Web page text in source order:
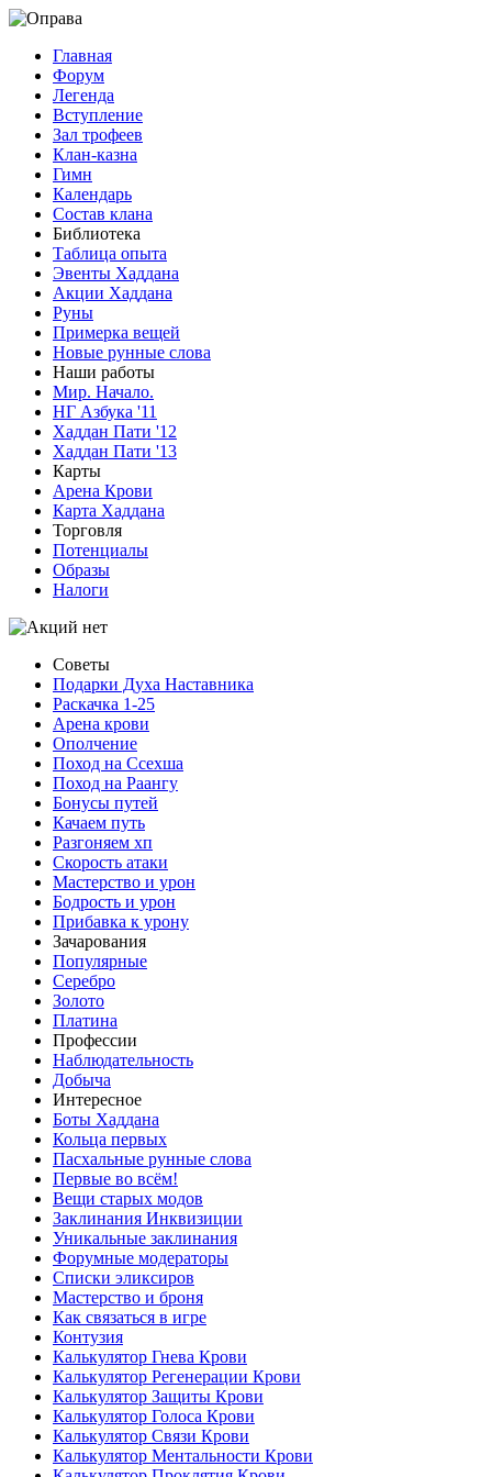
Главная
Форум
Легенда
Вступление
Зал трофеев
Клан-казна
Гимн
Календарь
Состав клана
Библиотека
Таблица опыта
Эвенты Хаддана
Акции Хаддана
Руны
Примерка вещей
Новые рунные слова
Наши работы
Мир. Начало.
НГ Азбука '11
Хаддан Пати '12
Хаддан Пати '13
Карты
Арена Крови
Карта Хаддана
Торговля
Потенциалы
Образы
Налоги
Советы
Подарки Духа Наставника
Раскачка 1-25
Арена крови
Ополчение
Поход на Ссехша
Поход на Раангу
Бонусы путей
Качаем путь
Разгоняем хп
Скорость атаки
Мастерство и урон
Бодрость и урон
Прибавка к урону
Зачарования
Популярные
Серебро
Золото
Платина
Профессии
Наблюдательность
Добыча
Интересное
Боты Хаддана
Кольца первых
Пасхальные рунные слова
Первые во всём!
Вещи старых модов
Заклинания Инквизиции
Уникальные заклинания
Форумные модераторы
Списки эликсиров
Мастерство и броня
Как связаться в игре
Контузия
Калькулятор Гнева Крови
Калькулятор Регенерации Крови
Калькулятор Защиты Крови
Калькулятор Голоса Крови
Калькулятор Связи Крови
Калькулятор Ментальности Крови